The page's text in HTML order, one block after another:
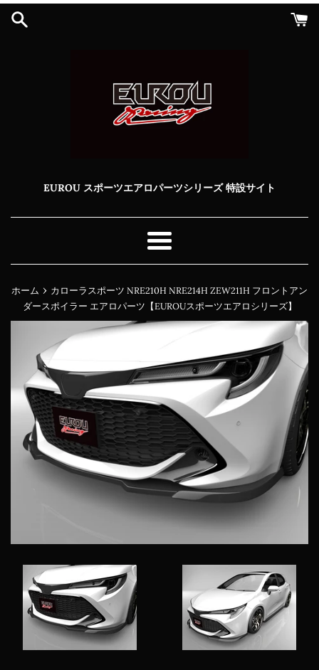
コ
EUROU スポーツエアロパーツシリーズ 特設サイト
メ
ニ
ー
ホーム › カローラスポーツ NRE210H NRE214H ZEW211H フロントアン
ダースポイラー エアロパーツ【EUROUスポーツエアロシリーズ】